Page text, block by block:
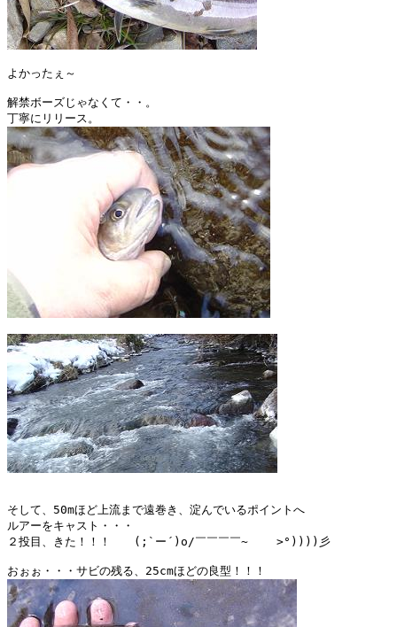
よかったぇ～
解禁ボーズじゃなくて・・。
そして、50mほど上流まで遠巻き、淀んでいるポイントへ
ルアーをキャスト・・・
２投目、きた！！！　　(;`ー´)o/￣￣￣￣~    >°))))彡